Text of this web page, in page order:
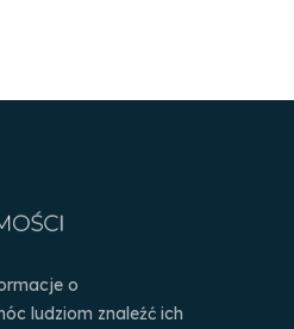
o
ludziom znaleźć ich